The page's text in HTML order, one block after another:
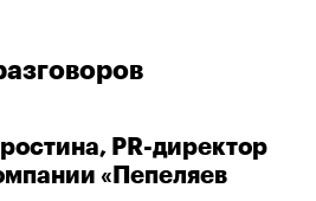
PR-директор
«Пепеляев